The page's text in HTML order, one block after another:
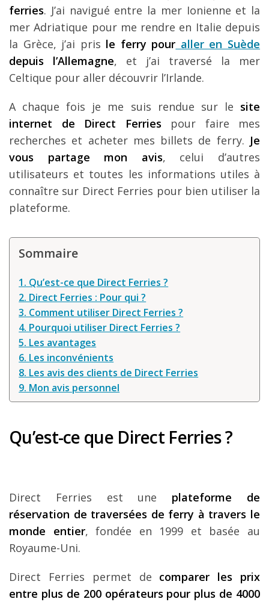
ferries. J’ai navigué entre la mer Ionienne et la
mer Adriatique pour me rendre en Italie depuis
la Grèce, j’ai pris le ferry pour aller en Suède
depuis l’Allemagne, et j’ai traversé la mer
Celtique pour aller découvrir l’Irlande.
A chaque fois je me suis rendue sur le site
internet de Direct Ferries pour faire mes
recherches et acheter mes billets de ferry. Je
vous partage mon avis, celui d’autres
utilisateurs et toutes les informations utiles à
connaître sur Direct Ferries pour bien utiliser la
plateforme.
Sommaire
1. Qu’est-ce que Direct Ferries ?
2. Direct Ferries : Pour qui ?
3. Comment utiliser Direct Ferries ?
4. Pourquoi utiliser Direct Ferries ?
5. Les avantages
6. Les inconvénients
8. Les avis des clients de Direct Ferries
9. Mon avis personnel
Qu’est-ce que Direct Ferries ?
Direct Ferries est une plateforme de
réservation de traversées de ferry à travers le
monde entier, fondée en 1999 et basée au
Royaume-Uni.
Direct Ferries permet de comparer les prix
entre plus de 200 opérateurs pour plus de 4000